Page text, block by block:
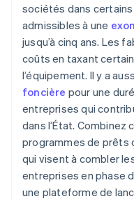
Déclaration fiscale
l’article 83(b)
Documents
mondiale
Une année gratuite
plus 50 000 dollars
nos partenaires
sociétés dans
admissibles à une
jusqu’à cinq ans. Les
coûts en taxant
l’équipement. Il y a
foncière pour une
entreprises qui
dans l’État. Combinez
programmes de prêts
qui visent à combler
entreprises en phase
une plateforme de